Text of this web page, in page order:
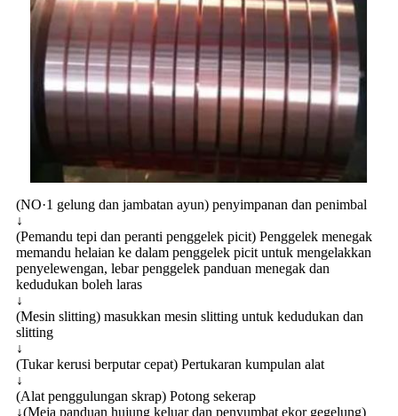
(NO·1 gelung dan jambatan ayun) penyimpanan dan penimbal
↓
(Pemandu tepi dan peranti penggelek picit) Penggelek menegak
memandu helaian ke dalam penggelek picit untuk mengelakkan
penyelewengan, lebar penggelek panduan menegak dan
kedudukan boleh laras
↓
(Mesin slitting) masukkan mesin slitting untuk kedudukan dan
slitting
↓
(Tukar kerusi berputar cepat) Pertukaran kumpulan alat
↓
(Alat penggulungan skrap) Potong sekerap
↓(Meja panduan hujung keluar dan penyumbat ekor gegelung)